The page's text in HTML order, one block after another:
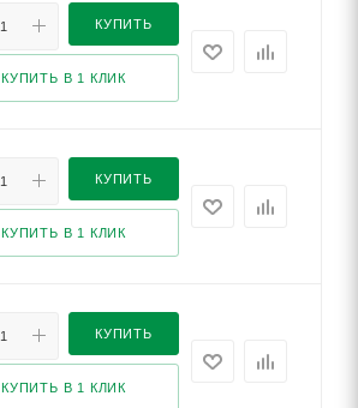
КУПИТЬ
КУПИТЬ В 1 КЛИК
КУПИТЬ
КУПИТЬ В 1 КЛИК
КУПИТЬ
КУПИТЬ В 1 КЛИК